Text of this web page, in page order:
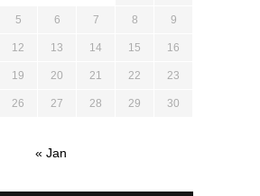
5 6 7 8 9
12 13 14 15 16
19 20 21 22 23
26 27 28 29 30
« Jan